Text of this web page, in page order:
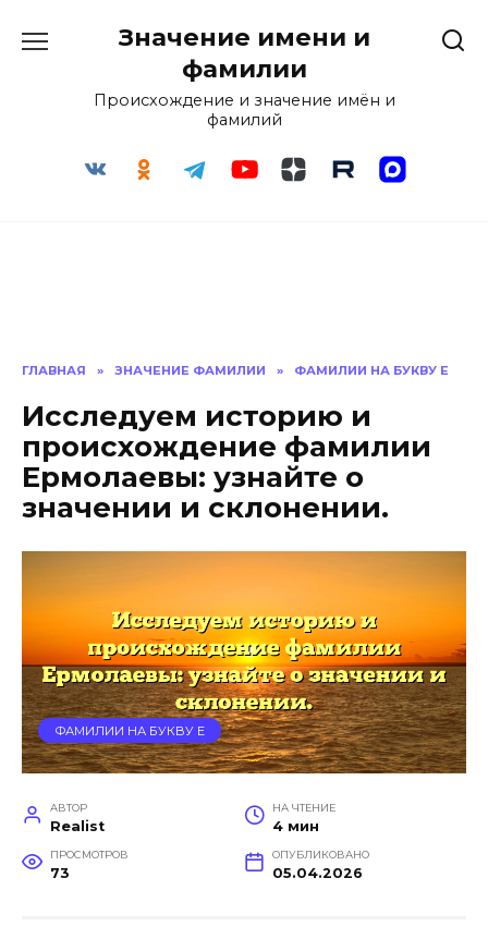
Значение имени и
фамилии
Происхождение и значение имён и
фамилий
ГЛАВНАЯ » ЗНАЧЕНИЕ ФАМИЛИИ » ФАМИЛИИ НА БУКВУ Е
Исследуем историю и
происхождение фамилии
Ермолаевы: узнайте о
значении и склонении.
ФАМИЛИИ НА БУКВУ Е
АВТОР
Realist
НА ЧТЕНИЕ
4 мин
ПРОСМОТРОВ
73
ОПУБЛИКОВАНО
05.04.2026